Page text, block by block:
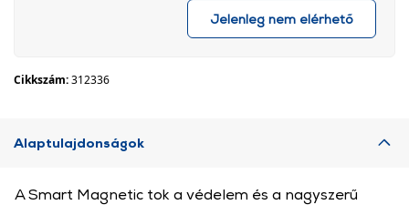
Jelenleg nem elérhető
Cikkszám:312336
Alaptulajdonságok
A Smart Magnetic tok a védelem és a nagyszerű